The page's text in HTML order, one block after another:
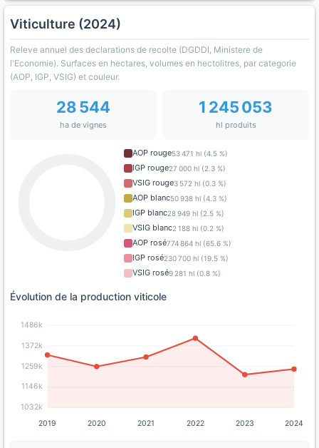
Viticulture (2024)
Releve annuel des declarations de recolte (DGDDI, Ministere de
l'Economie). Surfaces en hectares, volumes en hectolitres, par categorie
(AOP, IGP, VSIG) et couleur.
28 544
ha de vignes
1 245 053
hl produits
AOP rouge53 471 hl (4.5 %)
IGP rouge27 000 hl (2.3 %)
VSIG rouge3 572 hl (0.3 %)
AOP blanc50 938 hl (4.3 %)
IGP blanc28 949 hl (2.5 %)
VSIG blanc2 188 hl (0.2 %)
AOP rosé774 864 hl (65.6 %)
IGP rosé230 700 hl (19.5 %)
VSIG rosé9 281 hl (0.8 %)
Évolution de la production viticole
1032k
1146k
1259k
1372k
1486k
2019 2020 2021 2022 2023 2024